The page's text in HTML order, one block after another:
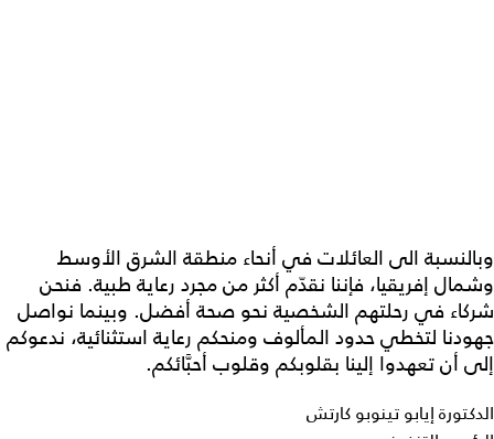
وبالنسبة الى العائلات في أنحاء منطقة الشرق الأوسط
وشمال إفريقيا، فإننا نقدّم أكثر من مجرد رعاية طبية. فنحن
شركاء في رحلتهم الشخصية نحو صحة أفضل. وبينما نواصل
جهودنا لتخطي حدود المألوف ومنحكم رعاية استثنائية، ندعوكم
إلى أن تعهدوا إلينا بقلوبكم وقلوب أحبَّائكم.
الدكتورة إيابو تينوبو كارتش